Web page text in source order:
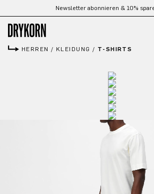
Zum Hauptinhalt springenKostenloser Versand ab 300 €
HERREN / KLEIDUNG / T-SHIRTS